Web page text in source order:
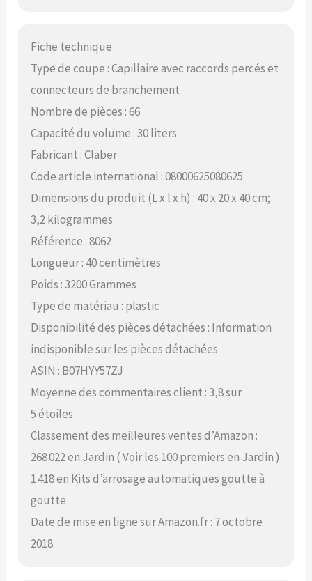
Fiche technique
Type de coupe : Capillaire avec raccords percés et
connecteurs de branchement
Nombre de pièces : 66
Capacité du volume : 30 liters
Fabricant : Claber
Code article international : 08000625080625
Dimensions du produit (L x l x h) : 40 x 20 x 40 cm;
3,2 kilogrammes
Référence : 8062
Longueur : 40 centimètres
Poids : 3200 Grammes
Type de matériau : plastic
Disponibilité des pièces détachées : Information
indisponible sur les pièces détachées
ASIN : B07HYY57ZJ
Moyenne des commentaires client : 3,8 sur
5 étoiles
Classement des meilleures ventes d’Amazon :
268 022 en Jardin ( Voir les 100 premiers en Jardin )
1 418 en Kits d’arrosage automatiques goutte à
goutte
Date de mise en ligne sur Amazon.fr : 7 octobre
2018